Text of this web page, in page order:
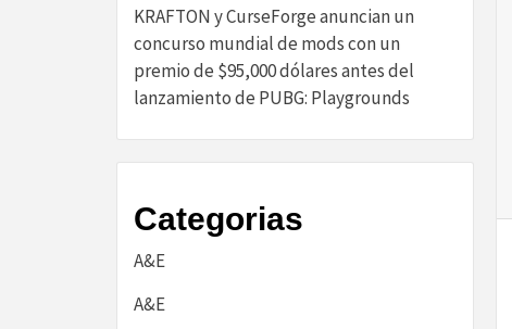
KRAFTON y CurseForge anuncian un
concurso mundial de mods con un
premio de $95,000 dólares antes del
lanzamiento de PUBG: Playgrounds
Categorias
A&E
A&E